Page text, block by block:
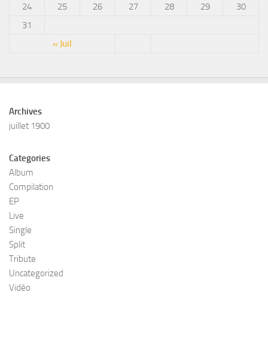
« Juil
24
25 26 27 28 29
30
31
Archives
juillet 1900
Categories
Album
Compilation
EP
Live
Single
Split
Tribute
Uncategorized
Vidéo